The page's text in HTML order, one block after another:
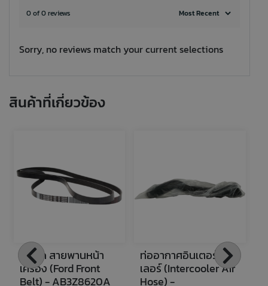
0 of 0 reviews
Sorry, no reviews match your current selections
สินค้าที่เกี่ยวข้อง
ฟอร์ด สายพานหน้า
เครื่อง (Ford Front
Belt) - AB3Z8620A
ท่ออากาศอินเตอร์คูล
เลอร์ (Intercooler Air
Hose) -